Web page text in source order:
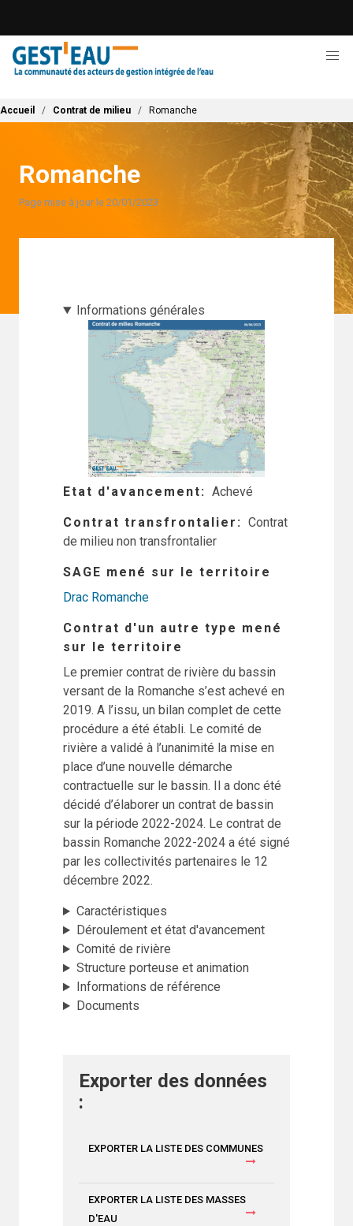
contenu
principal
Fil d'Ariane
Accueil Contrat de milieu Romanche
Romanche
Page mise à jour le 20/01/2023
Informations générales
Etat d'avancement Achevé
Contrat transfrontalier
Contrat
de milieu non transfrontalier
SAGE mené sur le territoire
Drac Romanche
Contrat d'un autre type mené
sur le territoire
Le premier contrat de rivière du bassin
versant de la Romanche s’est achevé en
2019. A l’issu, un bilan complet de cette
procédure a été établi. Le comité de
rivière a validé à l’unanimité la mise en
place d’une nouvelle démarche
contractuelle sur le bassin. Il a donc été
décidé d’élaborer un contrat de bassin
sur la période 2022-2024. Le contrat de
bassin Romanche 2022-2024 a été signé
par les collectivités partenaires le 12
décembre 2022.
Caractéristiques
Déroulement et état d'avancement
Comité de rivière
Structure porteuse et animation
Informations de référence
Documents
Exporter des données
:
EXPORTER LA LISTE DES COMMUNES
EXPORTER LA LISTE DES MASSES
D'EAU